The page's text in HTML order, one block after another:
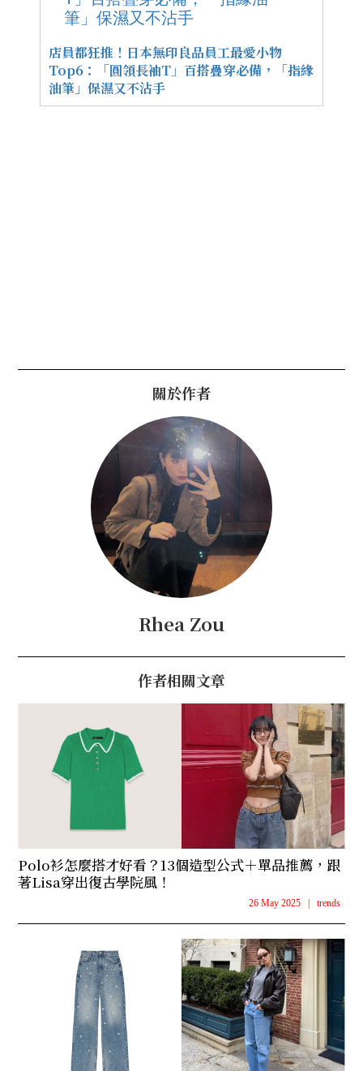
店員都狂推！日本無印良品員工最愛小物
Top6：「圓領長袖T」百搭疊穿必備，「指緣
油筆」保濕又不沾手
關於作者
Rhea Zou
作者相關文章
Polo衫怎麼搭才好看？13個造型公式＋單品推薦，跟
著Lisa穿出復古學院風！
26 May 2025 trends